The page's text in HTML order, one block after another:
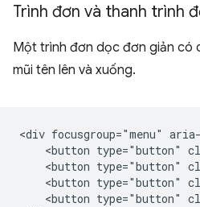
Trình đơn và thanh trình
Một trình đơn dọc đơn giản có
mũi tên lên và xuống.
<div focusgroup="menu"
<button type="button"
<button type="button"
<button type="button"
<button type="button"